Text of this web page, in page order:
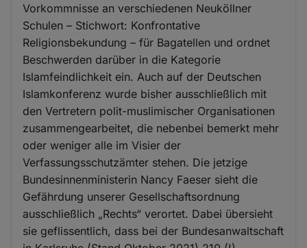
Vorkommnisse an verschiedenen Neuköllner
Schulen – Stichwort: Konfrontative
Religionsbekundung – für Bagatellen und ordnet
Beschwerden darüber in die Kategorie
Islamfeindlichkeit ein. Auch auf der Deutschen
Islamkonferenz wurde bisher ausschließlich mit
den Vertretern polit-muslimischer Organisationen
zusammengearbeitet, die nebenbei bemerkt mehr
oder weniger alle im Visier der
Verfassungsschutzämter stehen. Die jetzige
Bundesinnenministerin Nancy Faeser sieht die
Gefährdung unserer Gesellschaftsordnung
ausschließlich „Rechts“ verortet. Dabei übersieht
sie geflissentlich, dass bei der Bundesanwaltschaft